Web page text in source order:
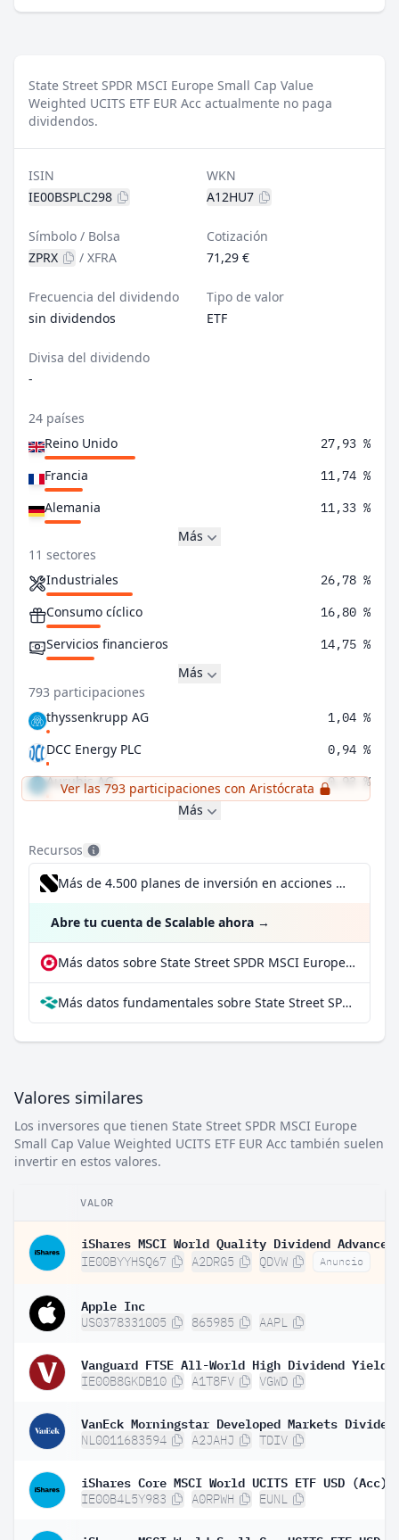
State Street SPDR MSCI Europe Small Cap Value
Weighted UCITS ETF EUR Acc actualmente no paga
dividendos.
ISIN
IE00BSPLC298
WKN
A12HU7
Símbolo / Bolsa
ZPRX
/ XFRA
Cotización
71,29 €
Frecuencia del dividendo
sin dividendos
Tipo de valor
ETF
Divisa del dividendo
-
24 países
Reino Unido
27,93 %
Francia 11,74 %
Alemania 11,33 %
Más
11 sectores
Industriales
26,78 %
Consumo cíclico 16,80 %
Servicios financieros 14,75 %
Más
793 participaciones
thyssenkrupp AG
1,04 %
DCC Energy PLC 0,94 %
Aurubis AG 0,93 %
Ver las 793 participaciones con Aristócrata
Más
Recursos
Más de 4.500 planes de inversión en acciones desde 1 €
Abre tu cuenta de Scalable ahora →
Más datos sobre State Street SPDR MSCI Europe Small Cap Value Weighted UCITS ETF EUR Acc en extraETF
Más datos fundamentales sobre State Street SPDR MSCI Europe Small Cap Value Weighted UCITS ETF EUR Acc en Parqet
Valores similares
Los inversores que tienen State Street SPDR MSCI Europe
Small Cap Value Weighted UCITS ETF EUR Acc también suelen
invertir en estos valores.
VALOR
IE00BYYHSQ67 A2DRG5 QDVW Anuncio
Apple Inc
US0378331005 865985 AAPL
IE00B8GKDB10 A1T8FV VGWD
NL0011683594 A2JAHJ TDIV
iShares Core MSCI World UCITS ETF USD (Acc)
IE00B4L5Y983 A0RPWH EUNL